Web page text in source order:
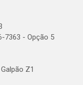
7363 - Opção 5
Z1